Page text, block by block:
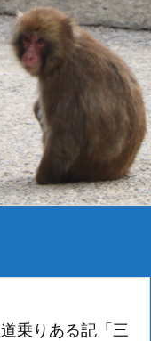
サイド

前へ

次へ

検索
乗りある記「三